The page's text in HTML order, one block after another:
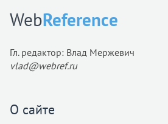
WebReference
Гл. редактор: Влад Мержевич
vlad@webref.ru
О сайте